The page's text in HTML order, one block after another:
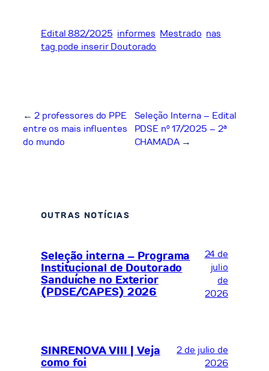
Edital 882/2025 informes Mestrado nas
tag pode inserir Doutorado
← 2 professores do PPE
entre os mais influentes
do mundo
Seleção Interna – Edital
PDSE nº 17/2025 – 2ª
CHAMADA →
OUTRAS NOTÍCIAS
Seleção interna – Programa
Institucional de Doutorado
Sanduíche no Exterior
(PDSE/CAPES) 2026
24 de
julio
de
2026
SINRENOVA VIII | Veja
como foi
2 de julio de
2026